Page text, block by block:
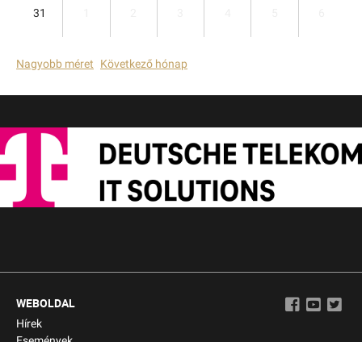
31
Nagyobb méret Következő hónap
WEBOLDAL
Hírek